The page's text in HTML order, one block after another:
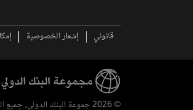
قانوني إشعار الخصوصية
© 2026 جموعة البنك الدولي، جميع الحقوق محفوظة.